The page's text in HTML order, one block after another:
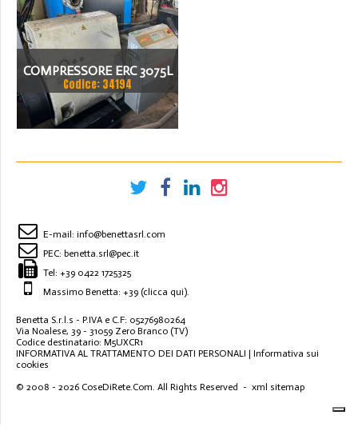
COMPRESSORE ERC 3075L
Codice: 34194
E-mail: info@benettasrl.com
PEC: benetta.srl@pec.it
Tel: +39 0422 1725325
Massimo Benetta: +39 (clicca qui).
Benetta S.r.l.s - P.IVA e C.F: 05276980264
Via Noalese, 39 - 31059 Zero Branco (TV)
Codice destinatario: M5UXCR1
INFORMATIVA AL TRATTAMENTO DEI DATI PERSONALI | Informativa sui
cookies
© 2008 - 2026 CoseDiRete.Com. All Rights Reserved - xml sitemap